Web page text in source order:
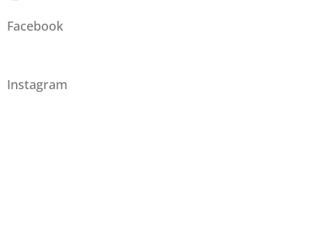
Facebook
Instagram